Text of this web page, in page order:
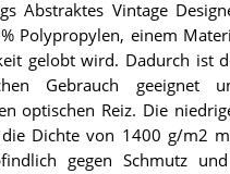
Abstraktes Vintage
Polypropylen, einem
gelobt wird. Dadurch ist
Gebrauch geeignet
optischen Reiz. Die
Dichte von 1400 g/m2
gegen Schmutz